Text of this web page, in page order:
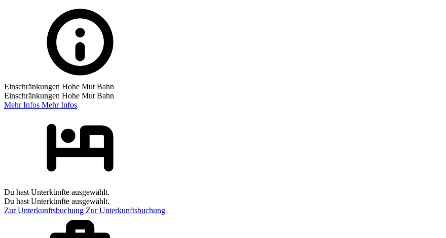
Einschränkungen Hohe Mut Bahn
Einschränkungen Hohe Mut Bahn
Mehr Infos Mehr Infos
Du hast Unterkünfte ausgewählt.
Du hast Unterkünfte ausgewählt.
Zur Unterkunftsbuchung Zur Unterkunftsbuchung